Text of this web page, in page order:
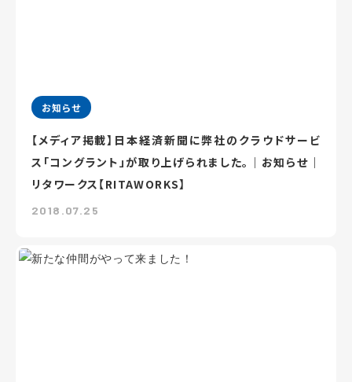
お知らせ
【メディア掲載】日本経済新聞に弊社のクラウドサービ
ス「コングラント」が取り上げられました。｜お知らせ｜
リタワークス【RITAWORKS】
2018.07.25